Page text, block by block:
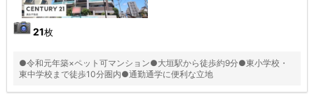
21枚
●令和元年築×ペット可マンション●大垣駅から徒歩約9分●東小学校・
東中学校まで徒歩10分圏内●通勤通学に便利な立地